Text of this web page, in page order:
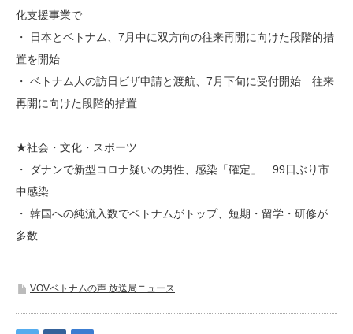
化支援事業で
・ 日本とベトナム、7月中に双方向の往来再開に向けた段階的措
置を開始
・ ベトナム人の訪日ビザ申請と渡航、7月下旬に受付開始 往来
再開に向けた段階的措置
★社会・文化・スポーツ
・ ダナンで新型コロナ疑いの男性、感染「確定」 99日ぶり市
中感染
・ 韓国への純流入数でベトナムがトップ、短期・留学・研修が
多数
VOVベトナムの声 放送局ニュース